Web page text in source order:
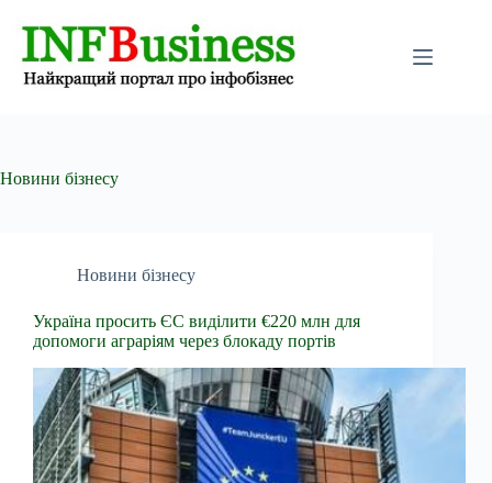
Новини бізнесу
Новини бізнесу
Україна просить ЄС виділити €220 млн для
допомоги аграріям через блокаду портів